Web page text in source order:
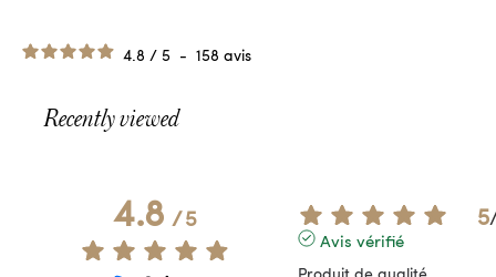
4.8 / 5 - 158 avis
Recently viewed
4.8/5 5
Avis vérifié